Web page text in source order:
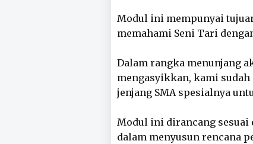
Modul ini mempunyai
memahami Seni Tari
Dalam rangka menunjang
mengasyikkan, kami
jenjang SMA spesialnya
Modul ini dirancang sesuai
dalam menyusun rencana